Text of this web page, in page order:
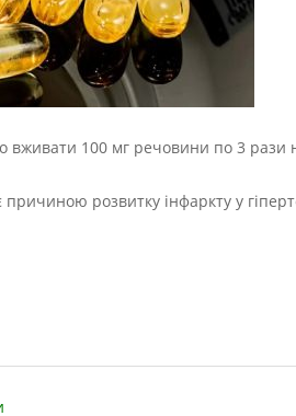
вживати 100 мг речовини по 3 рази
розвитку інфаркту у